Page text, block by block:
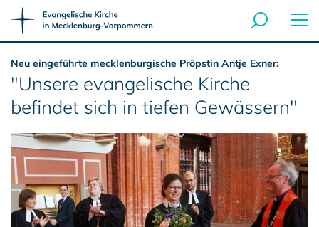
Neu eingeführte mecklenburgische Pröpstin Antje Exner:
"Unsere evangelische Kirche
befindet sich in tiefen Gewässern"